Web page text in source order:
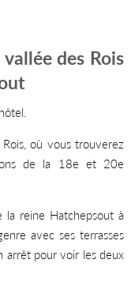
des Rois
où vous trouverez
de la 18e et 20e
la reine Hatchepsout à
avec ses terrasses
arrêt pour voir les deux